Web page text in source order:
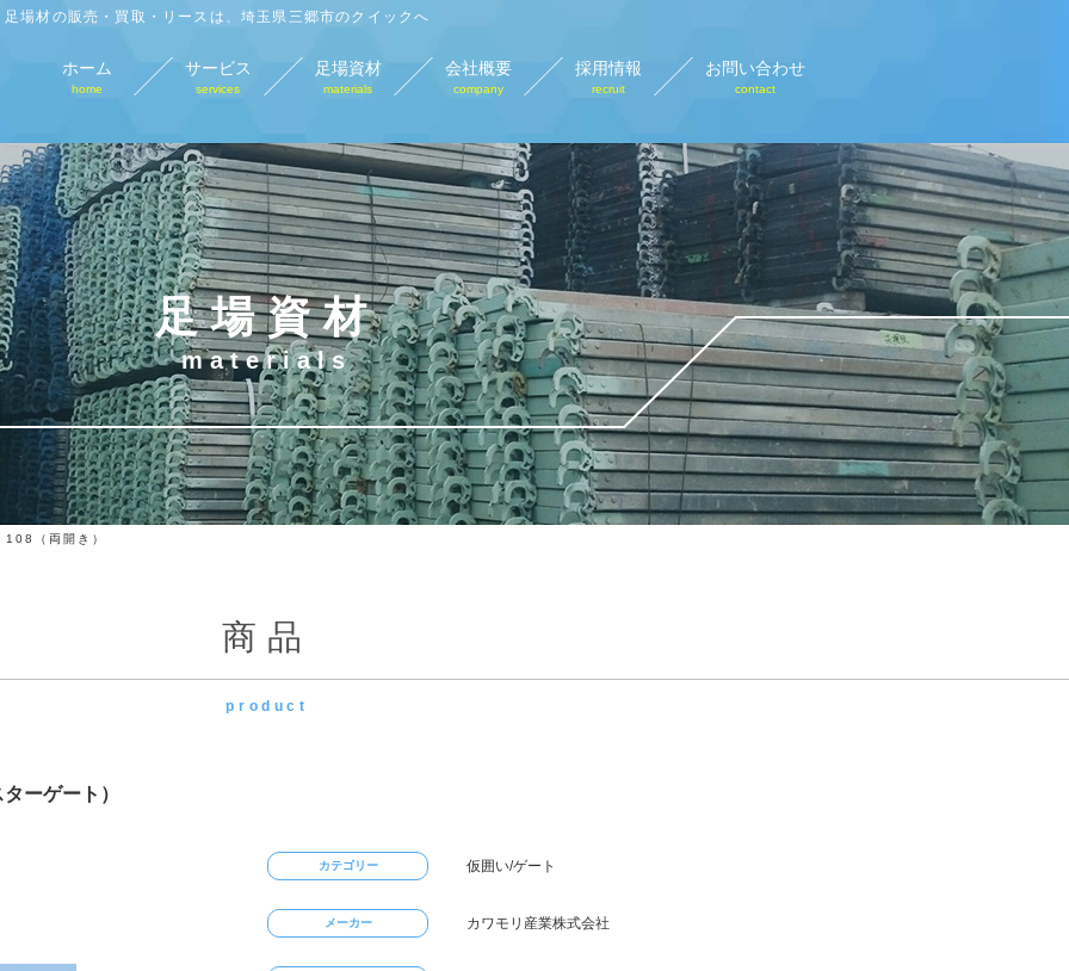
足場材の販売・買取・リースは、埼玉県三郷市のクイックへ
ホーム
home
サービス
services
足場材販売
sales
足場材買取
purchase
足場材リース
lease
仮設計画図
temporary plan view
足場資材
materials
会社概要
company
採用情報
recruit
お問い合わせ
contact
足場資材
materials
（両開き）
商品
product
ーゲート）
カテゴリー 仮囲い/ゲート
メーカー カワモリ産業株式会社